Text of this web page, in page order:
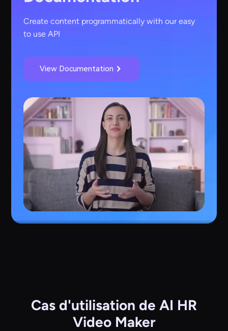
Create content programmatically with our easy
to use API
View Documentation
Cas d'utilisation de AI HR
Video Maker